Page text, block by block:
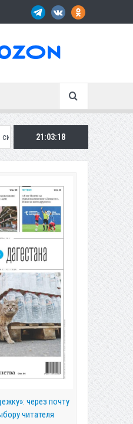
Махачкалинское
21:03:20
через почту
читателя